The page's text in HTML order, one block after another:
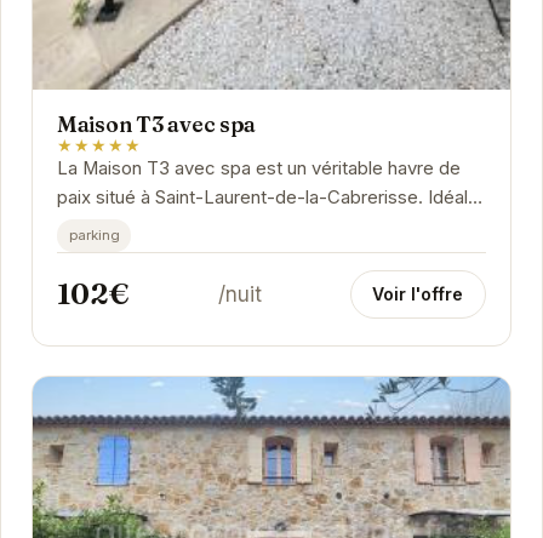
Maison T3 avec spa
★★★★★
La Maison T3 avec spa est un véritable havre de
paix situé à Saint-Laurent-de-la-Cabrerisse. Idéale
pour les couples ou les petites familles,...
parking
102€ /nuit Voir l'offre